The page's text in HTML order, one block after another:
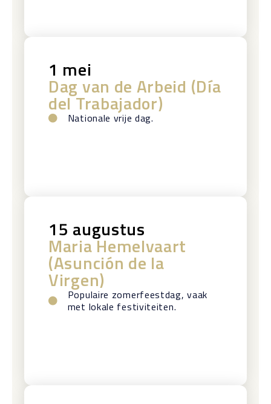
1 mei
Dag van de Arbeid (Día
del Trabajador)
Nationale vrije dag.
15 augustus
Maria Hemelvaart
(Asunción de la
Virgen)
Populaire zomerfeestdag, vaak
met lokale festiviteiten.